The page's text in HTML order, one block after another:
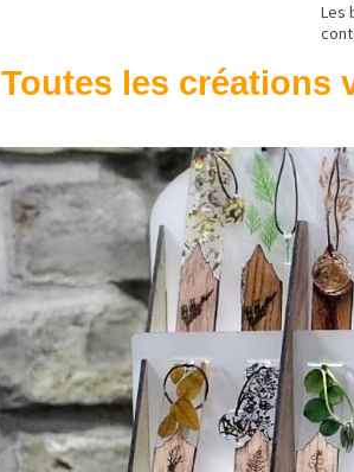
Les
Toutes les créations